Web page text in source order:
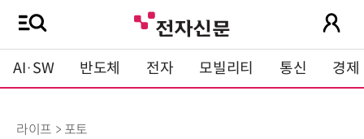
AI·SW 반도체 전자 모빌리티 통신 경제
라이프 > 포토